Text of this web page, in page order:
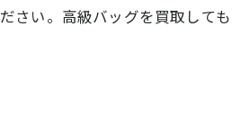
さい。高級バッグを買取して